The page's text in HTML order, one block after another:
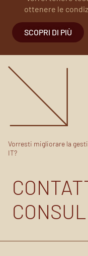
ottenere le
SCOPRI DI PIÙ
Vorresti migliorare la
IT?